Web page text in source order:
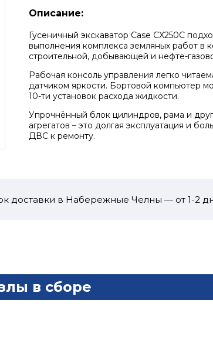
Описание:
Гусеничный экскаватор Case CX250C
выполнения комплекса земляных работ в
строительной, добывающей и нефте-
Рабочая консоль управления легко
датчиком яркости. Бортовой компьютер
10-ти установок расхода жидкости.
Упрочнённый блок цилиндров, рама и
агрегатов – это долгая эксплуатация и
ДВС к ремонту.
доставки в Набережные Челны — от 1-2
в сборе